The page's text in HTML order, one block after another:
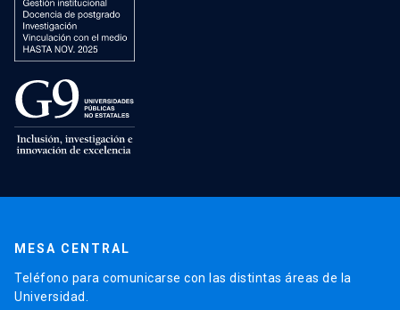
MESA CENTRAL
Teléfono para comunicarse con las distintas áreas de la
Universidad.